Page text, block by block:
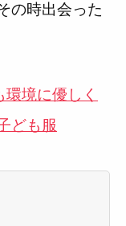
の時出会った
境に優しく
ども服